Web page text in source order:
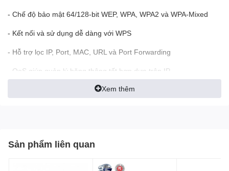
- Chế độ bảo mật 64/128-bit WEP, WPA, WPA2 và WPA-Mixed
- Kết nối và sử dụng dễ dàng với WPS
- Hỗ trợ lọc IP, Port, MAC, URL và Port Forwarding
- QoS giúp quản lý băng thông tốt hơn dựa trên IP
- Multi-SSID cho phép người dùng có thể thêm SSID theo nhu cầu
Xem thêm
Sản phẩm liên quan